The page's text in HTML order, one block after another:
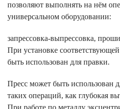
позволяют выполнять на нём
универсальном оборудовании:
запрессовка-выпрессовка,
При установке
быть использован для правки.
Пресс может быть использован
таких операций, как глубокая
При работе по металлу